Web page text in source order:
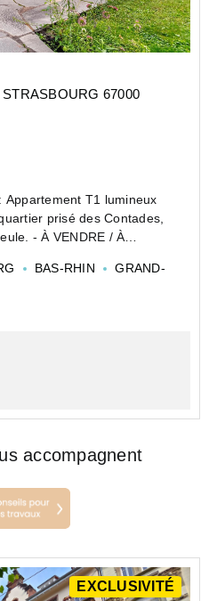
67000
Appartement T1 lumineux
prisé des Contades,
- À VENDRE / À
au sein de la résidence
BAS-RHIN
GRAND-
accompagnent
EXCLUSIVITÉ